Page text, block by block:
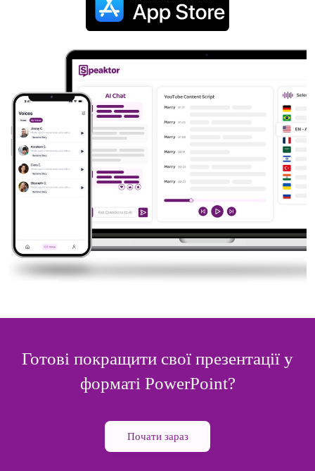
Готові покращити свої презентації у
форматі PowerPoint?
Почати зараз